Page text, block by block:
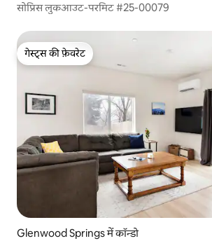
सोप्रिस लुकआउट-परमिट #25-00079
गेस्ट्स की फ़ेवरेट
गेस्ट्स की फ़ेवरेट
Glenwood Springs में कॉन्डो